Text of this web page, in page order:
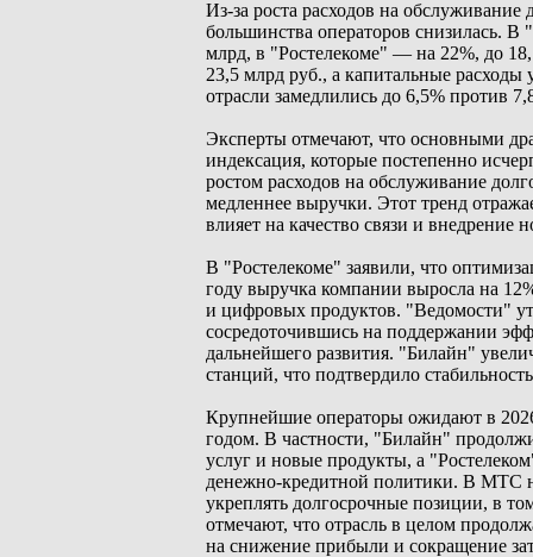
Из-за роста расходов на
большинства операторов снизилась.
млрд, в "Ростелекоме" — на 22%, до
23,5 млрд руб., а капитальные
отрасли замедлились до 6,5% против
Эксперты отмечают, что основными
индексация, которые постепенно
ростом расходов на обслуживание
медленнее выручки. Этот тренд
влияет на качество связи и
В "Ростелекоме" заявили, что
году выручка компании выросла на
и цифровых продуктов. "Ведомости"
сосредоточившись на поддержании
дальнейшего развития. "Билайн"
станций, что подтвердило
Крупнейшие операторы ожидают в
годом. В частности, "Билайн"
услуг и новые продукты, а
денежно-кредитной политики. В МТС
укреплять долгосрочные позиции, в
отмечают, что отрасль в целом
на снижение прибыли и сокращение